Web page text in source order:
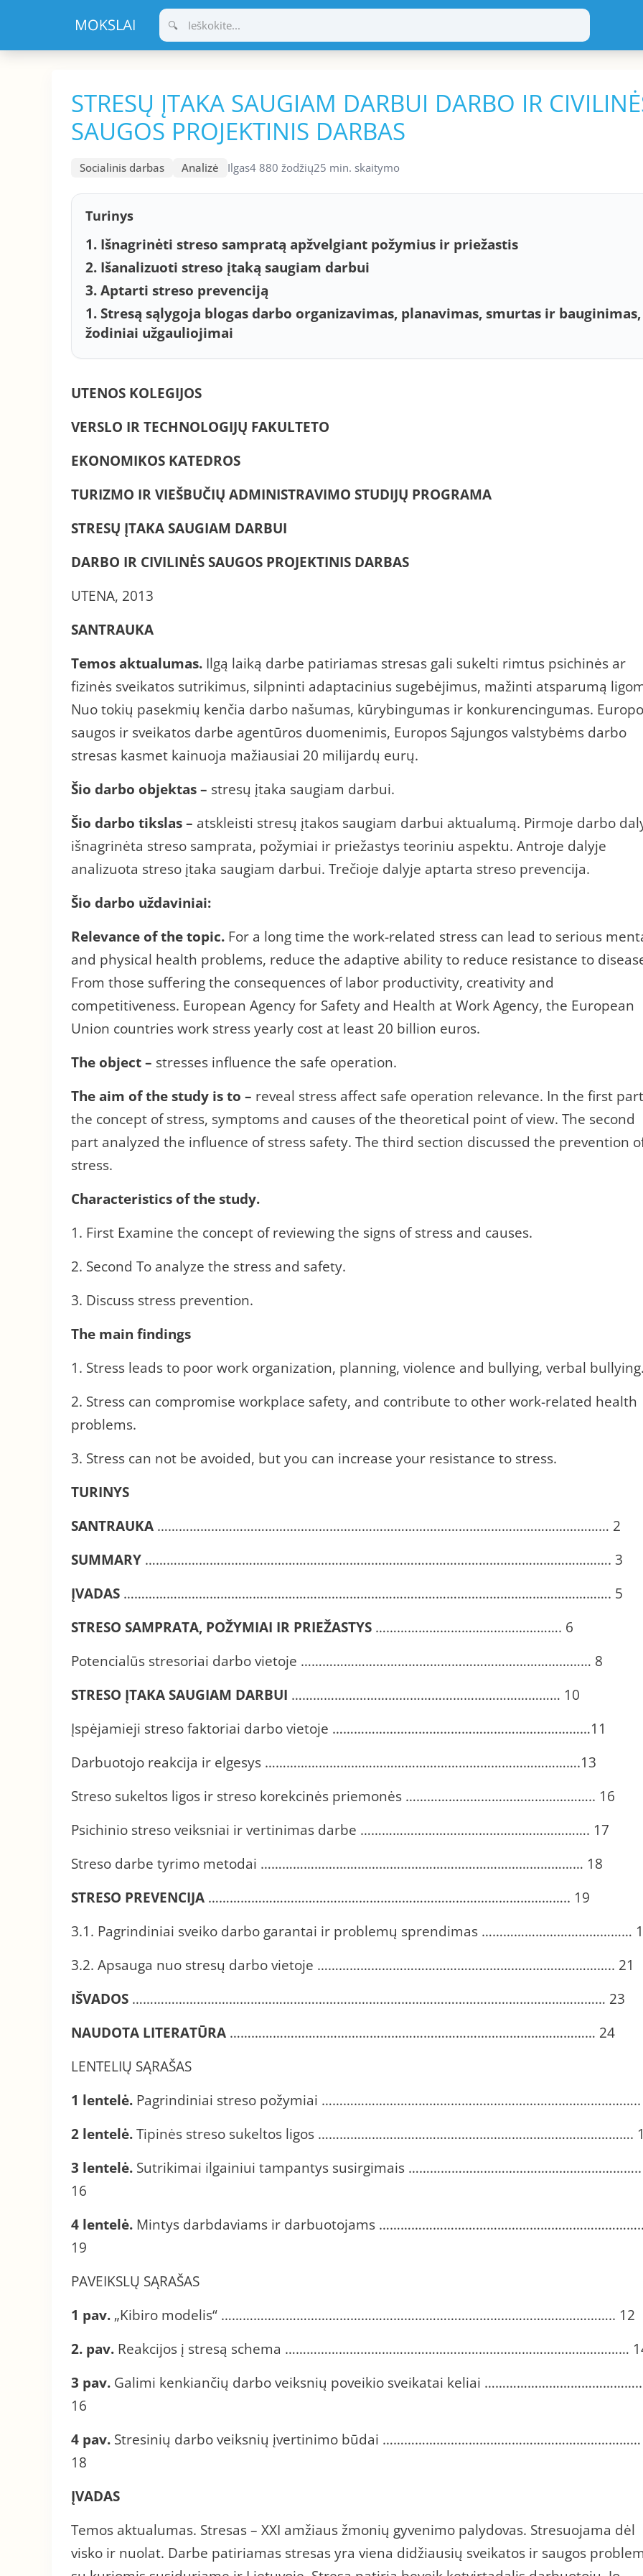
turinio
STRESŲ ĮTAKA SAUGIAM DARBUI DARBO IR
SAUGOS PROJEKTINIS DARBAS
Socialinis darbas Analizė Ilgas4 880 žodžių25 min. skaitymo
Turinys
1. Išnagrinėti streso sampratą apžvelgiant požymius ir priežastis
2. Išanalizuoti streso įtaką saugiam darbui
3. Aptarti streso prevenciją
1. Stresą sąlygoja blogas darbo organizavimas, planavimas, smurtas ir bauginimas,
žodiniai užgauliojimai
UTENOS KOLEGIJOS
VERSLO IR TECHNOLOGIJŲ FAKULTETO
EKONOMIKOS KATEDROS
TURIZMO IR VIEŠBUČIŲ ADMINISTRAVIMO STUDIJŲ PROGRAMA
STRESŲ ĮTAKA SAUGIAM DARBUI
DARBO IR CIVILINĖS SAUGOS PROJEKTINIS DARBAS
UTENA, 2013
SANTRAUKA
Temos aktualumas. Ilgą laiką darbe patiriamas stresas gali sukelti rimtus psichinės ar
fizinės sveikatos sutrikimus, silpninti adaptacinius sugebėjimus, mažinti atsparumą
Nuo tokių pasekmių kenčia darbo našumas, kūrybingumas ir konkurencingumas.
saugos ir sveikatos darbe agentūros duomenimis, Europos Sąjungos valstybėms darbo
stresas kasmet kainuoja mažiausiai 20 milijardų eurų.
Šio darbo objektas – stresų įtaka saugiam darbui.
Šio darbo tikslas – atskleisti stresų įtakos saugiam darbui aktualumą. Pirmoje darbo
išnagrinėta streso samprata, požymiai ir priežastys teoriniu aspektu. Antroje dalyje
analizuota streso įtaka saugiam darbui. Trečioje dalyje aptarta streso prevencija.
Šio darbo uždaviniai:
Relevance of the topic. For a long time the work-related stress can lead to serious
and physical health problems, reduce the adaptive ability to reduce resistance to
From those suffering the consequences of labor productivity, creativity and
competitiveness. European Agency for Safety and Health at Work Agency, the European
Union countries work stress yearly cost at least 20 billion euros.
The object – stresses influence the safe operation.
The aim of the study is to – reveal stress affect safe operation relevance. In the first part
the concept of stress, symptoms and causes of the theoretical point of view. The second
part analyzed the influence of stress safety. The third section discussed the prevention
stress.
Characteristics ofthe study.
1. First Examine the concept of reviewing the signs of stress and causes.
2. Second To analyze the stress and safety.
3. Discuss stress prevention.
The main findings
1. Stress leads to poor work organization, planning, violence and bullying, verbal
2. Stress can compromise workplace safety, and contribute to other work-related health
problems.
3. Stress can not be avoided, but you can increase your resistance to stress.
TURINYS
SANTRAUKA ……………………………………………………………………………………………………………… 2
SUMMARY …………………………………………………………………………………………………………………. 3
ĮVADAS ………………………………………………………………………………………………………………………. 5
STRESO SAMPRATA, POŽYMIAI IR PRIEŽASTYS ……………………………………………. 6
Potencialūs stresoriai darbo vietoje ……………………………………………………………………… 8
STRESO ĮTAKA SAUGIAM DARBUI ………………………………………………………………… 10
Įspėjamieji streso faktoriai darbo vietoje ………………………………………………………………11
Darbuotojo reakcija ir elgesys …………………………………………………………………………….13
Streso sukeltos ligos ir streso korekcinės priemonės …………………………………………….. 16
Psichinio streso veiksniai ir vertinimas darbe ………………………………………………………. 17
Streso darbe tyrimo metodai ……………………………………………………………………………… 18
STRESO PREVENCIJA ……………………………………………………………………………………….. 19
3.1. Pagrindiniai sveiko darbo garantai ir problemų sprendimas ……………………………………
3.2. Apsauga nuo stresų darbo vietoje ……………………………………………………………………….. 21
IŠVADOS …………………………………………………………………………………………………………………… 23
NAUDOTA LITERATŪRA ………………………………………………………………………………………… 24
LENTELIŲ SĄRAŠAS
1 lentelė. Pagrindiniai streso požymiai ……………………………………………………………………………..
2 lentelė.Tipinės streso sukeltos ligos …………………………………………………………………………….
3 lentelė. Sutrikimai ilgainiui tampantys susirgimais ………………………………………………………..
16
4 lentelė. Mintys darbdaviams ir darbuotojams
19
PAVEIKSLŲ SĄRAŠAS
1 pav. „Kibiro modelis“ ……………………………………………………………………………………………….. 12
2. pav. Reakcijos į stresą schema ……………………………………………………………………………………
3 pav. Galimi kenkiančių darbo veiksnių poveikio sveikatai keliai ……………………………………..
16
4 pav. Stresinių darbo veiksnių įvertinimo būdai ………………………………………………………………
18
ĮVADAS
Temos aktualumas. Stresas – XXI amžiaus žmonių gyvenimo palydovas. Stresuojama dėl
visko ir nuolat. Darbe patiriamas stresas yra viena didžiausių sveikatos ir saugos